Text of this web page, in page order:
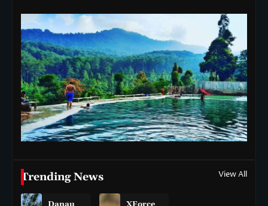
Trending News View All
Danau
XForce